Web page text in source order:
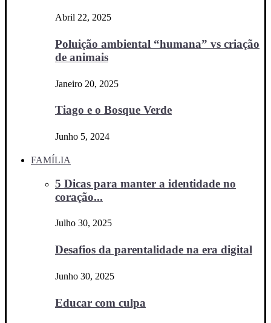
Abril 22, 2025
Poluição ambiental “humana” vs criação
de animais
Janeiro 20, 2025
Tiago e o Bosque Verde
Junho 5, 2024
FAMÍLIA
5 Dicas para manter a identidade no
coração...
Julho 30, 2025
Desafios da parentalidade na era digital
Junho 30, 2025
Educar com culpa